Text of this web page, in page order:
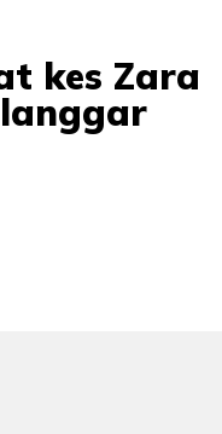
kes Zara